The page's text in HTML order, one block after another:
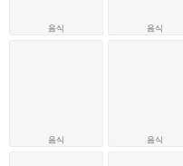
음식
음식
음식
음식